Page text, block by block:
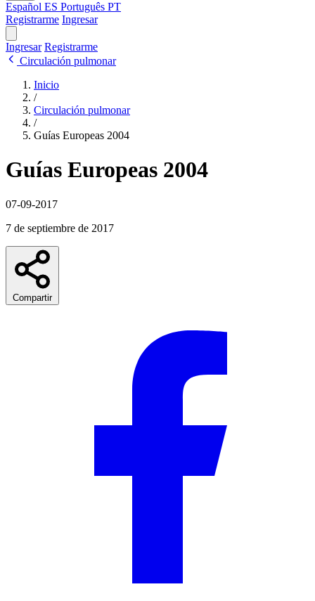
Español ES Português PT
Registrarme Ingresar
Ingresar Registrarme
Circulación pulmonar
Inicio
/
Circulación pulmonar
/
Guías Europeas 2004
Guías Europeas 2004
07-09-2017
7 de septiembre de 2017
Compartir